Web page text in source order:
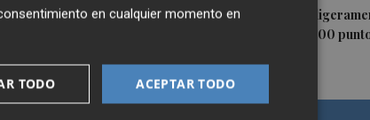
5 El Ibex 35 abre
aleja de los 20.200
han seguido
interés.
en cualquier momento en
ACEPTAR TODO
TODO